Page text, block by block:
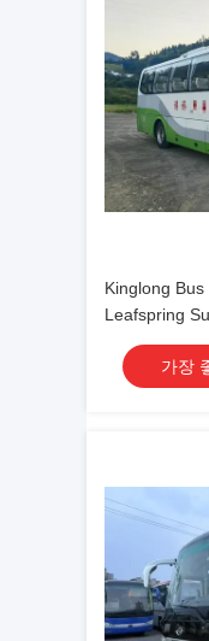
Kinglong
Leafspring
School Tour
가장